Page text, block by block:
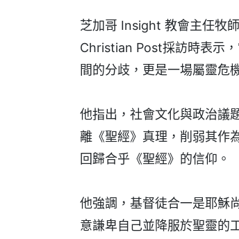
芝加哥 Insight 教會主任牧
Christian Post採訪時表示
間的分歧，更是一場屬靈危
他指出，社會文化與政治議
離《聖經》真理，削弱其作
回歸合乎《聖經》的信仰。
他強調，基督徒合一是耶穌
意謙卑自己並降服於聖靈的